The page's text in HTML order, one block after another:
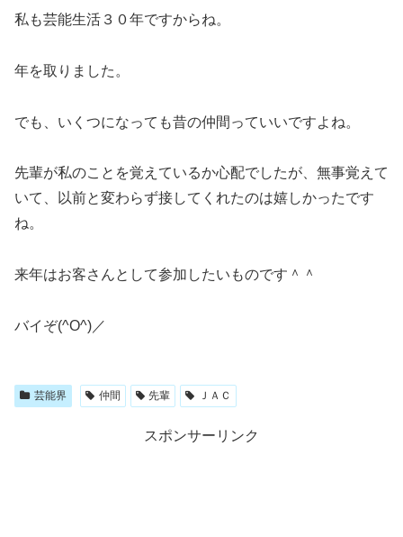
私も芸能生活３０年ですからね。
年を取りました。
でも、いくつになっても昔の仲間っていいですよね。
先輩が私のことを覚えているか心配でしたが、無事覚えて
いて、以前と変わらず接してくれたのは嬉しかったです
ね。
来年はお客さんとして参加したいものです＾＾
バイぞ(^O^)／
芸能界 仲間 先輩 ＪＡＣ
スポンサーリンク